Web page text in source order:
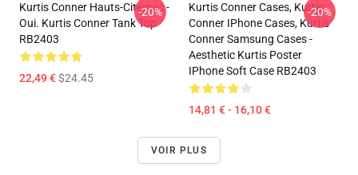
Kurtis Conner Hauts-Citernes -
Oui. Kurtis Conner Tank Top
RB2403
22,49 €$24.45
-20%
Kurtis Conner Cases, Kurtis
Conner IPhone Cases, Kurtis
Conner Samsung Cases -
Aesthetic Kurtis Poster
IPhone Soft Case RB2403
14,81 € - 16,10 €
-20%
VOIR PLUS